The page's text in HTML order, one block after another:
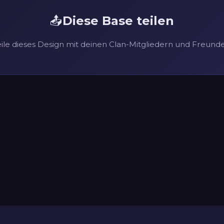
📤Diese Base teilen
dieses Design mit deinen Clan-Mitgliedern und